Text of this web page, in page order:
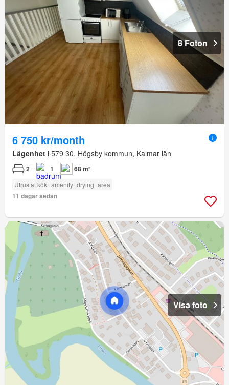
8 Foton
6 750 kr/month
Lägenhet i 579 30, Högsby kommun, Kalmar län
2 1 68 m²
Utrustat kök amenity_drying_area
11 dagar sedan
Visa foto